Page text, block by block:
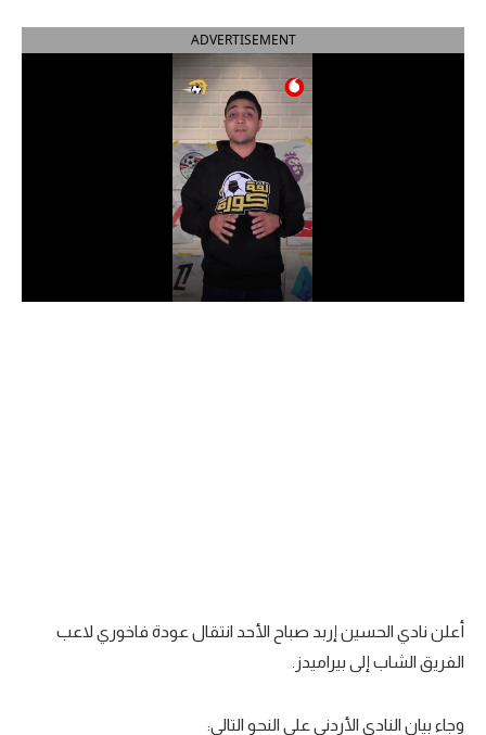
الدوري السعودي للمحترفين
سعودي في الجول
ADVERTISEMENT
أعلن نادي الحسين إربد صباح الأحد انتقال عودة فاخوري لاعب
الفريق الشاب إلى بيراميدز.
وجاء بيان النادي الأردني على النحو التالي: